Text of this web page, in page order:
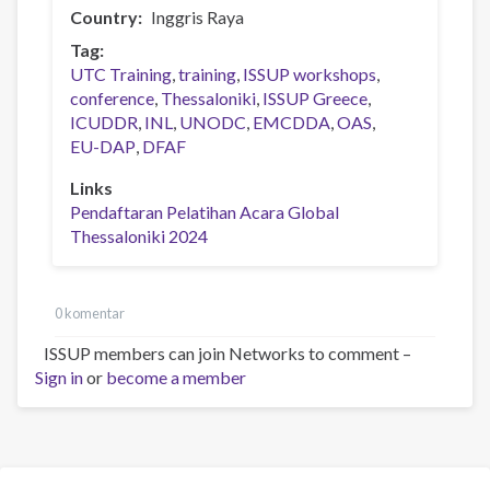
Country
Inggris Raya
Tag
UTC Training training ISSUP workshops
conference Thessaloniki ISSUP Greece
ICUDDR INL UNODC EMCDDA OAS
EU-DAP DFAF
Links
Pendaftaran Pelatihan Acara Global
Thessaloniki 2024
0 komentar
ISSUP members can join Networks to comment –
Sign inor become a member